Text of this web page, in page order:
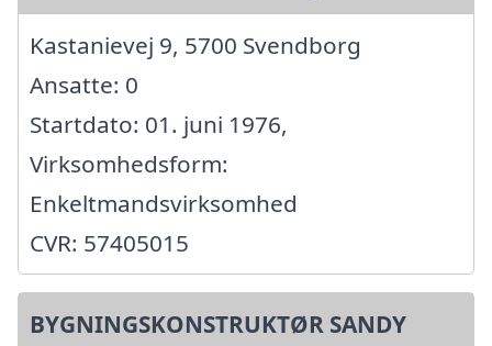
Kastanievej 9, 5700 Svendborg
Ansatte: 0
Startdato: 01. juni 1976,
Virksomhedsform:
Enkeltmandsvirksomhed
CVR: 57405015
BYGNINGSKONSTRUKTØR SANDY